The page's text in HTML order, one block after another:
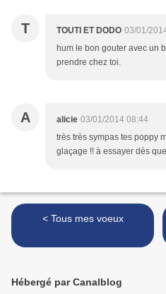
T TOUTI ET DODO 03/01/
hum le bon gouter avec un
prendre chez toi.
A alicie 03/01/2014 08:44
très très sympas tes poppy
glaçage !! à essayer dès
< Tous mes voeux
Hébergé par Canalblog